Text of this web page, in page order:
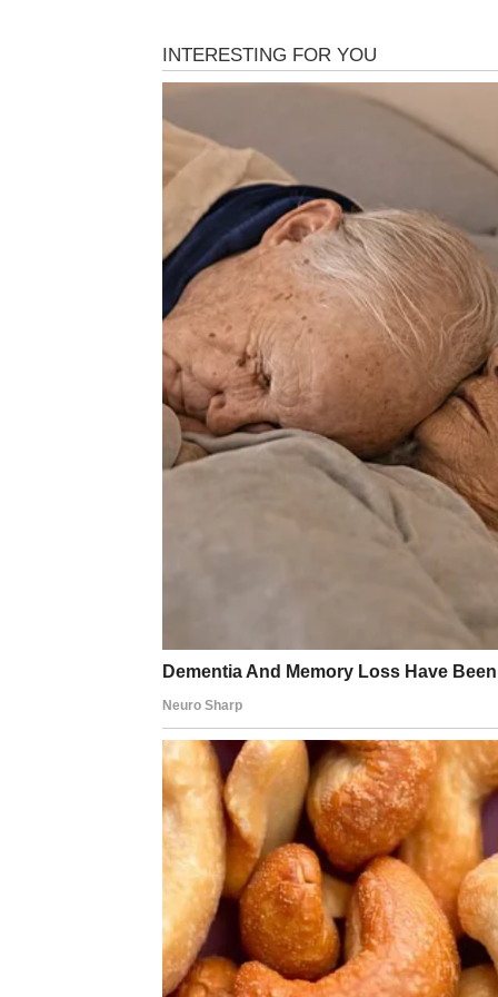
Vrijeme je da završite ono što ste započeli.
Napredak na polju posla i važna lična
BIK
Poruka drevnih zvijezda
Strpljenje koje ste pokazivali sada donosi
Šta vas očekuje?
Finansijska stabilnost i više unutrašnjeg
Sudbina vam šalje osobu koja nosi važnu
Šta vas očekuje?
Neočekivani razgovor koji mijenja
RAK
KARMA OTVARA VRATA SREĆI
Prema indijskoj astrologiji, Rakovi ulaze u